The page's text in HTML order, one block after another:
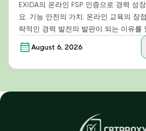
EXIDA의 온라인 FSP 인증으로 경력 성
요. 기능 안전의 가치, 온라인 교육의 장
략적인 경력 발전의 발판이 되는 이유를
August 6, 2026